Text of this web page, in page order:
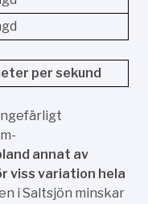
per sekund
annat av
viss variation hela
i Saltsjön minskar